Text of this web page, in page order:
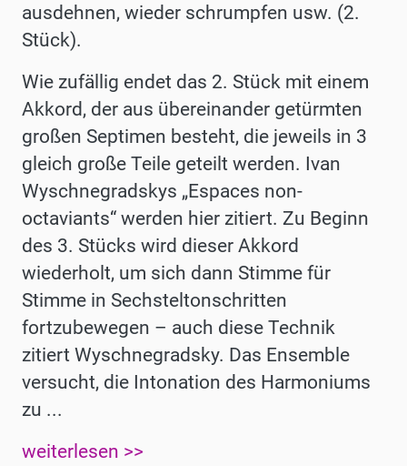
ausdehnen, wieder schrumpfen usw. (2.
Stück).
Wie zufällig endet das 2. Stück mit einem
Akkord, der aus übereinander getürmten
großen Septimen besteht, die jeweils in 3
gleich große Teile geteilt werden. Ivan
Wyschnegradskys „Espaces non-
octaviants“ werden hier zitiert. Zu Beginn
des 3. Stücks wird dieser Akkord
wiederholt, um sich dann Stimme für
Stimme in Sechsteltonschritten
fortzubewegen – auch diese Technik
zitiert Wyschnegradsky. Das Ensemble
versucht, die Intonation des Harmoniums
zu ...
weiterlesen >>